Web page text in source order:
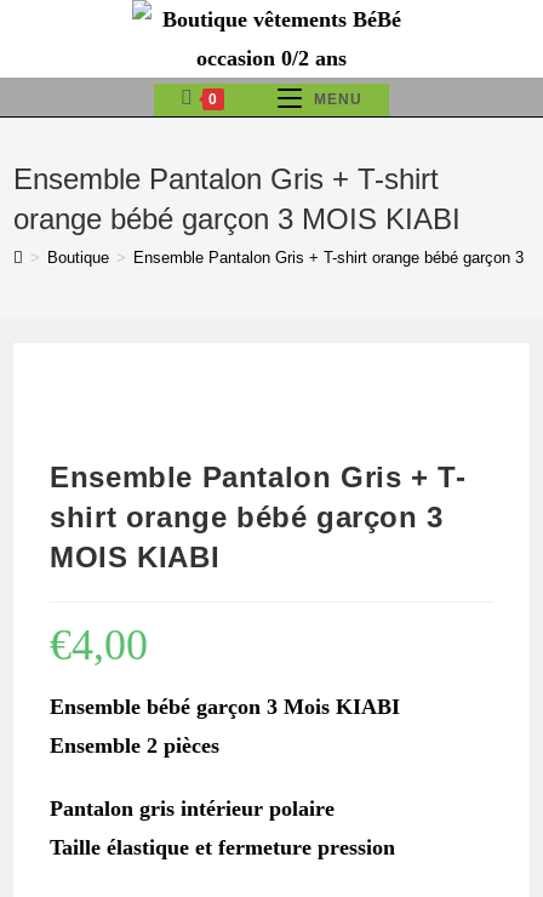
content
0 MENU
Ensemble Pantalon Gris + T-shirt
orange bébé garçon 3 MOIS KIABI
> Boutique > Ensemble Pantalon Gris + T-shirt orange bébé garçon 3
Ensemble Pantalon Gris + T-
shirt orange bébé garçon 3
MOIS KIABI
€4,00
Ensemble bébé garçon 3 Mois KIABI
Ensemble 2 pièces
Pantalon gris intérieur polaire
Taille élastique et fermeture pression